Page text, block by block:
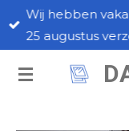
Ga
direct
de
Wij hebben
25 augustus